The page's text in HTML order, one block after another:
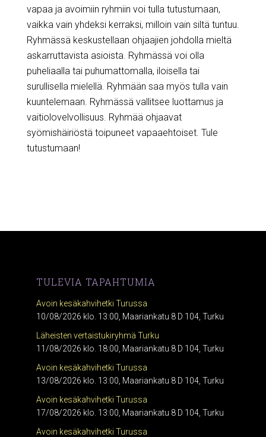
vapaa ja avoimiin ryhmiin voi tulla tutustumaan,
vaikka vain yhdeksi kerraksi, milloin vain siltä tuntuu.
Ryhmässä keskustellaan ohjaajien johdolla mieltä
askarruttavista asioista. Ryhmässä voi olla
puheliaalla tai puhumattomalla, iloisella tai
surullisella mielellä. Ryhmään saa myös tulla vain
kuuntelemaan. Ryhmässä vallitsee luottamus ja
vaitiolovelvollisuus. Ryhmää ohjaavat
syömishäiriöstä toipuneet vapaaehtoiset. Tule
tutustumaan!
TULEVIA TAPAHTUMIA
Avoin kesäkahvihetki Turussa
10/08/2026 klo. 13:00, Maariankatu 8 D 104, Turku
Läheisten vertaistukiryhmä Turku
11/08/2026 klo. 18:00, Maariankatu 8 D 104, Turku
Avoin kesäkahvihetki Turussa
13/08/2026 klo. 13:00, Maariankatu 8 D 104, Turku
Avoin kesäkahvihetki Turussa
17/08/2026 klo. 13:00, Maariankatu 8 D 104, Turku
Avoin kesäkahvihetki Turussa